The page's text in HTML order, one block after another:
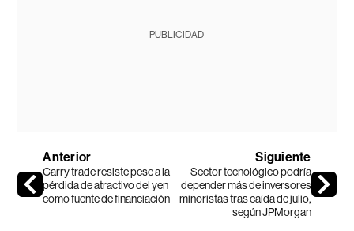
PUBLICIDAD
Anterior
Carry trade resiste pese a la
pérdida de atractivo del yen
como fuente de financiación
Siguiente
Sector tecnológico podría
depender más de inversores
minoristas tras caída de julio,
según JPMorgan